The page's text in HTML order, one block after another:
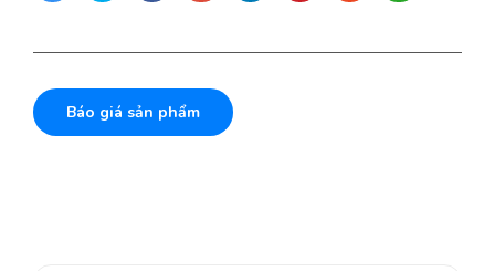
Báo giá sản phẩm